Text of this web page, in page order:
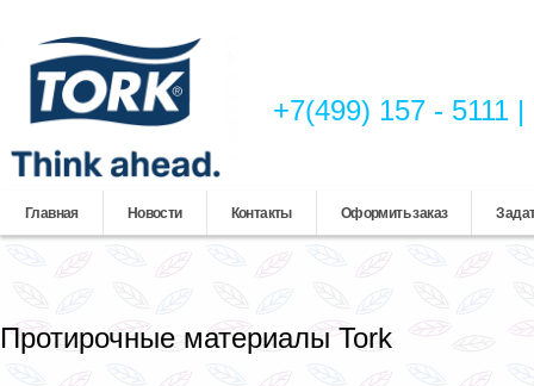
+7(499) 157 -
Главная Новости Контакты Оформить заказ
Протирочные материалы Tork